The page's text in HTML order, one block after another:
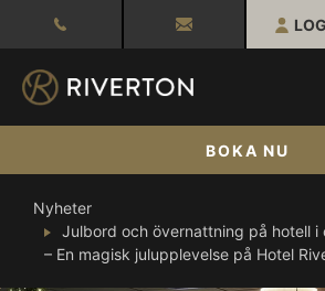
BOKA NU
Nyheter
Julbord och övernattning på hotell i
– En magisk julupplevelse på Hotel